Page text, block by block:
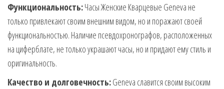
Функциональность:Часы Женские Кварцевые Geneva не
только привлекают своим внешним видом, но и поражают своей
функциональностью. Наличие псевдохронографов, расположенных
на циферблате, не только украшают часы, но и придают ему стиль и
оригинальность.
Качество и долговечность:Geneva славится своим высоким